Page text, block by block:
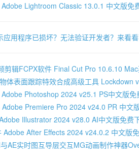
Lightroom Classic 13.0.1 中文版免
应用程序已损坏？无法验证开发者？来看
剪辑FCPX软件 Final Cut Pro 10.6.10
体表面跟踪特效合成高级工具 Lockdown
Photoshop 2024 v25.1 PS中文版
Premiere Pro 2024 v24.0 PR 中文
Illustrator 2024 v28.0 AI中文版免费
Adobe After Effects 2024 v24.0.2 中文版
AE实时图互导层交互MG动画制作神器